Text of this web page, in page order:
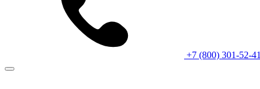
+7 (800) 301-52-41